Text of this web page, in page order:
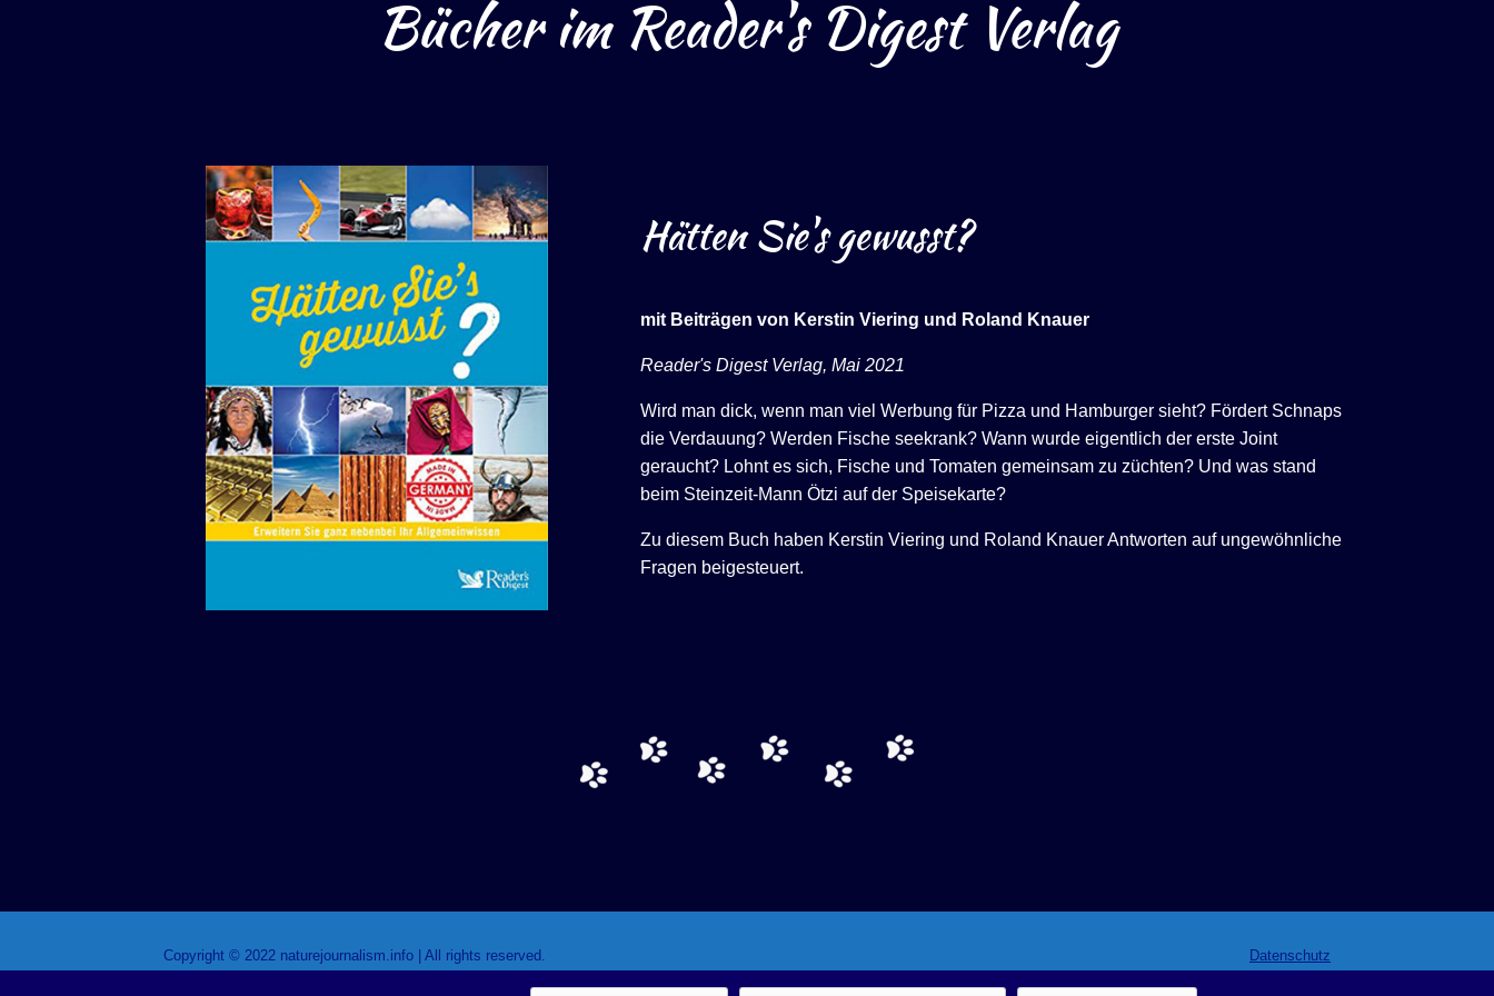
Bücher im Reader's Digest Verlag
Hätten Sie's gewusst?
mit Beiträgen von Kerstin Viering und Roland Knauer
Reader's Digest Verlag, Mai 2021
Wird man dick, wenn man viel Werbung für Pizza und Hamburger sieht? Fördert Schnaps
die Verdauung? Werden Fische seekrank? Wann wurde eigentlich der erste Joint
geraucht? Lohnt es sich, Fische und Tomaten gemeinsam zu züchten? Und was stand
beim Steinzeit-Mann Ötzi auf der Speisekarte?
Zu diesem Buch haben Kerstin Viering und Roland Knauer Antworten auf ungewöhnliche
Fragen beigesteuert.
Copyright © 2022 naturejournalism.info | All rights reserved. Datenschutz